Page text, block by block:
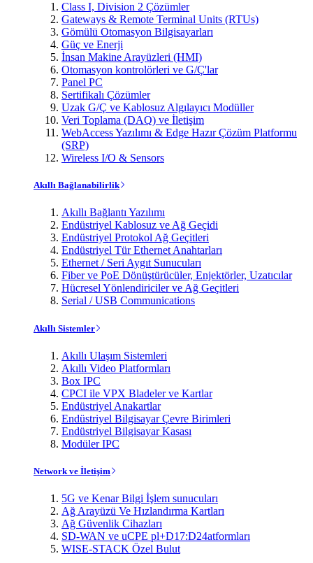
Class I, Division 2 Çözümler
Gateways & Remote Terminal Units (RTUs)
Gömülü Otomasyon Bilgisayarları
Güç ve Enerji
İnsan Makine Arayüzleri (HMI)
Otomasyon kontrolörleri ve G/Ç'lar
Panel PC
Sertifikalı Çözümler
Uzak G/Ç ve Kablosuz Algılayıcı Modüller
Veri Toplama (DAQ) ve İletişim
WebAccess Yazılımı & Edge Hazır Çözüm Platformu
(SRP)
Wireless I/O & Sensors
Akıllı Bağlanabilirlik
Akıllı Bağlantı Yazılımı
Endüstriyel Kablosuz ve Ağ Geçidi
Endüstriyel Protokol Ağ Geçitleri
Endüstriyel Tür Ethernet Anahtarları
Ethernet / Seri Aygıt Sunucuları
Fiber ve PoE Dönüştürücüler, Enjektörler, Uzatıcılar
Hücresel Yönlendiriciler ve Ağ Geçitleri
Serial / USB Communications
Akıllı Sistemler
Akıllı Ulaşım Sistemleri
Akıllı Video Platformları
Box IPC
CPCI ile VPX Bladeler ve Kartlar
Endüstriyel Anakartlar
Endüstriyel Bilgisayar Çevre Birimleri
Endüstriyel Bilgisayar Kasası
Modüler IPC
Network ve İletişim
5G ve Kenar Bilgi İşlem sunucuları
Ağ Arayüzü Ve Hızlandırma Kartları
Ağ Güvenlik Cihazları
SD-WAN ve uCPE pl+D17:D24atformları
WISE-STACK Özel Bulut